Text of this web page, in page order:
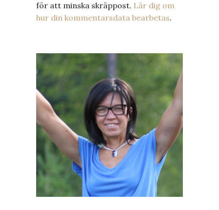
för att minska skräppost. Lär dig om
hur din kommentarsdata bearbetas.